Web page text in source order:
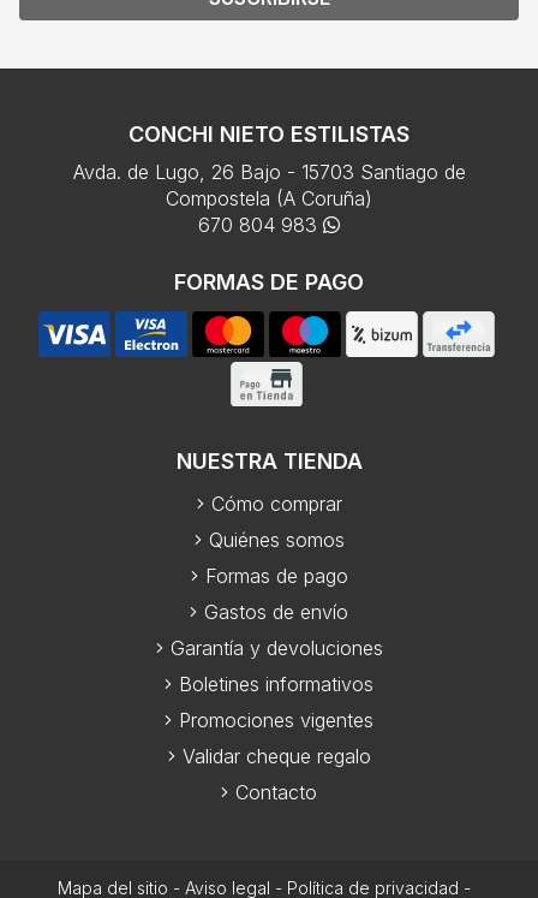
CONCHI NIETO ESTILISTAS
Avda. de Lugo, 26 Bajo - 15703 Santiago de
Compostela (A Coruña)
670 804 983
FORMAS DE PAGO
NUESTRA TIENDA
Cómo comprar
Quiénes somos
Formas de pago
Gastos de envío
Garantía y devoluciones
Boletines informativos
Promociones vigentes
Validar cheque regalo
Contacto
Mapa del sitio - Aviso legal - Política de privacidad -